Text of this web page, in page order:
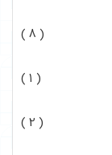
( 8 )
( 1 )
( 2 )